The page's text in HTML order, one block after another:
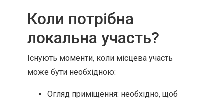
Коли потрібна
локальна участь?
Існують моменти, коли місцева участь
може бути необхідною:
Огляд приміщення: необхідно, щоб